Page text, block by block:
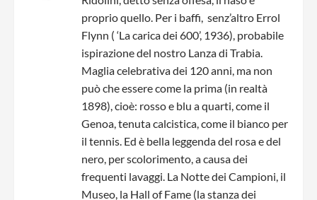
proprio quello. Per i baffi, senz’altro Errol
Flynn ( ‘La carica dei 600’, 1936), probabile
ispirazione del nostro Lanza di Trabia.
Maglia celebrativa dei 120 anni, ma non
può che essere come la prima (in realtà
1898), cioè: rosso e blu a quarti, come il
Genoa, tenuta calcistica, come il bianco per
il tennis. Ed è bella leggenda del rosa e del
nero, per scolorimento, a causa dei
frequenti lavaggi. La Notte dei Campioni, il
Museo, la Hall of Fame (la stanza dei